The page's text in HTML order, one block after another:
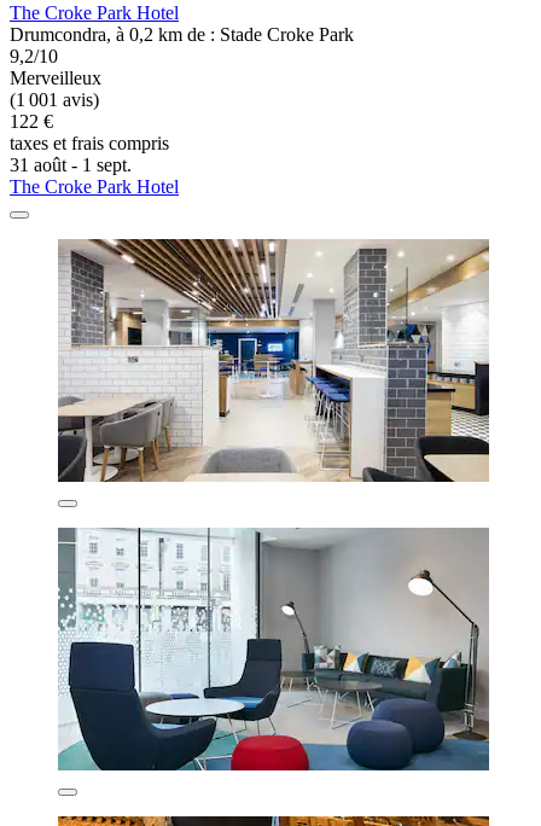
The Croke Park Hotel
Drumcondra, à 0,2 km de : Stade Croke Park
9,2/10
Merveilleux
(1 001 avis)
122 €
taxes et frais compris
31 août - 1 sept.
The Croke Park Hotel